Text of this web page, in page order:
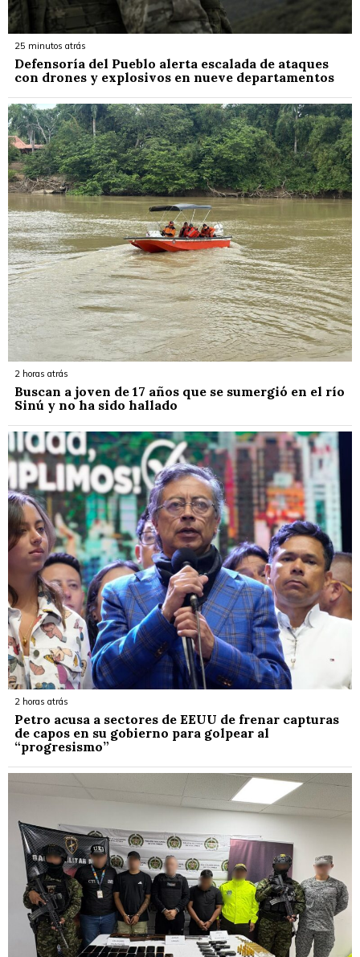
25 minutos atrás
Defensoría del Pueblo alerta escalada de ataques
con drones y explosivos en nueve departamentos
2 horas atrás
Buscan a joven de 17 años que se sumergió en el río
Sinú y no ha sido hallado
2 horas atrás
Petro acusa a sectores de EEUU de frenar capturas
de capos en su gobierno para golpear al
“progresismo”